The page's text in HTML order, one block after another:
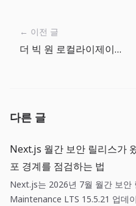
← 이전 글
더 빅 원 로컬라이제이션 개발기: 낚시 감각을 15개 언어로 맞추기
다른 글
Next.js 월간 보안 릴리스가
포 경계를 점검하는 법
Next.js는 2026년 7월 월간 보안
Maintenance LTS 15.5.21 업데